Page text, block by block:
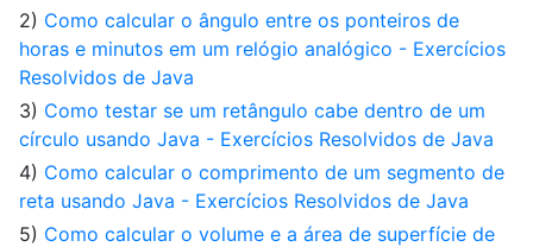
2) Como calcular o ângulo entre os ponteiros de
horas e minutos em um relógio analógico - Exercícios
Resolvidos de Java
3) Como testar se um retângulo cabe dentro de um
círculo usando Java - Exercícios Resolvidos de Java
4) Como calcular o comprimento de um segmento de
reta usando Java - Exercícios Resolvidos de Java
5) Como calcular o volume e a área de superfície de